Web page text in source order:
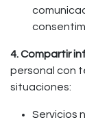
4. Compartir
personal con
situaciones:
Servicios